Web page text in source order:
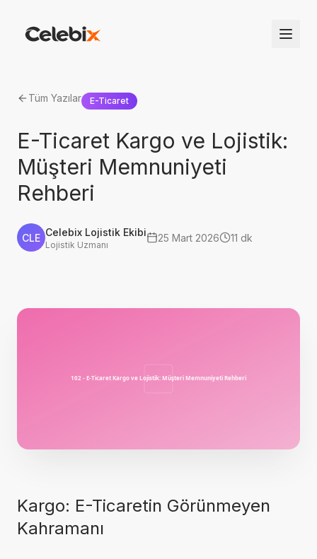
Tüm Yazılar E-Ticaret
E-Ticaret Kargo ve Lojistik:
Müşteri Memnuniyeti
Rehberi
CLE Celebix Lojistik Ekibi
Lojistik Uzmanı
25 Mart 2026 11 dk
Kargo: E-Ticaretin Görünmeyen
Kahramanı